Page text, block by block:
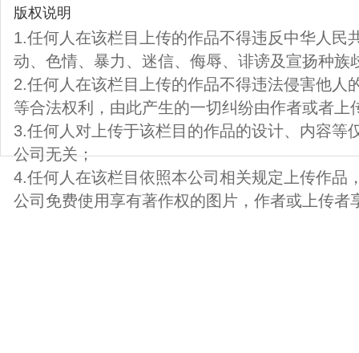
版权说明
1.任何人在该栏目上传的作品不得违反中华人民
动、色情、暴力、迷信、侮辱、诽谤及宣扬种族
2.任何人在该栏目上传的作品不得违法侵害他人
等合法权利，由此产生的一切纠纷由作者或者上
3.任何人对上传于该栏目的作品的设计、内容等
公司无关；
4.任何人在该栏目依照本公司相关规定上传作品
公司免费使用享有著作权的图片，作者或上传者